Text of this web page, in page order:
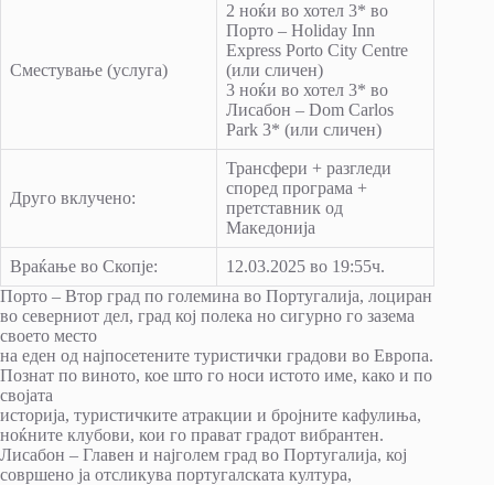
Сместување (услуга)
2 ноќи во хотел 3* во
Порто – Holiday Inn
Express Porto City Centre
(или сличен)
3 ноќи во хотел 3* во
Лисабон – Dom Carlos
Park 3* (или сличен)
Друго вклучено:
Трансфери + paзгледи
според програма +
претставник од
Македонија
Враќање во Скопје:
12.03.2025 во 19:55ч.
Порто – Втор град по големина во Португалија, лоциран
во северниот дел, град кој полека но сигурно го зазема
своето место
на еден од најпосетените туристички градови во Европа.
Познат по виното, кое што го носи истото име, како и по
својата
историја, туристичките атракции и бројните кафулиња,
ноќните клубови, кои го прават градот вибрантен.
Лисабон – Главен и најголем град во Португалија, кој
совршено ја отсликува португалската култура,